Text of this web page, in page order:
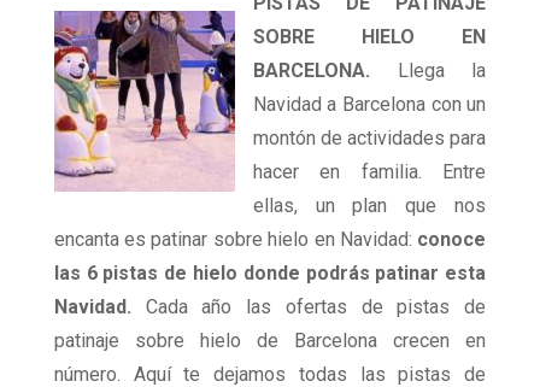
SOBRE HIELO EN
BARCELONA. Llega la
Navidad a Barcelona con un
montón de actividades para
hacer en familia. Entre
ellas, un plan que nos
encanta es patinar sobre hielo en Navidad: conoce
las 6 pistas de hielo donde podrás patinar esta
Navidad. Cada año las ofertas de pistas de
patinaje sobre hielo de Barcelona crecen en
número. Aquí te dejamos todas las pistas de